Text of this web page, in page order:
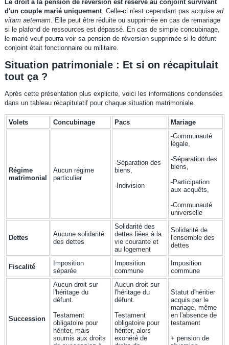
Le droit à la pension de réversion est réservé au conjoint survivant
d'un couple marié uniquement. Celle-ci n'est cependant pas acquise ad
vitam aeternam. Elle peut être réduite ou supprimée en cas de remariage
si le plafond de ressources est dépassé. En cas de simple concubinage,
le marié veuf pourra voir sa pension de réversion supprimée si le défunt
conjoint était fonctionnaire ou militaire.
Situation patrimoniale : Et si on récapitulait
tout ça ?
Après cette présentation plus explicite, voici les informations condensées
dans un tableau récapitulatif pour chaque situation matrimoniale.
Volets Concubinage Pacs Mariage
Régime
matrimonial
Aucun régime
particulier
-Séparation des
biens,
-Indivision
-Communauté
légale,
-Séparation des
biens,
-Participation
aux acquêts,
-Communauté
universelle
Dettes
Aucune solidarité
des dettes
Solidarité des
dettes liées à la
vie courante et
au logement
Solidarité de
l'ensemble des
dettes
Fiscalité
Imposition
séparée
Imposition
commune
Imposition
commune
Succession
Aucun droit sur
l'héritage du
défunt.
Testament
obligatoire pour
hériter, mais
soumis aux droits
Aucun droit sur
l'héritage du
défunt.
Testament
obligatoire pour
hériter, alors
exonéré de
Statut d'héritier
acquis par le
mariage, même
en l'absence de
testament
+ pension de